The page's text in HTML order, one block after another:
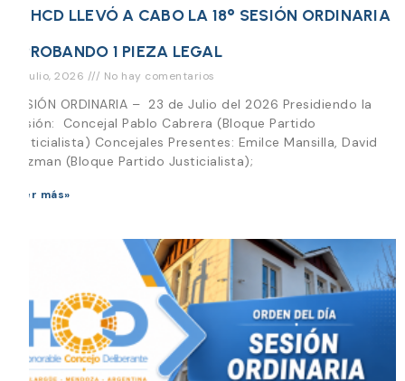
EL HCD LLEVÓ A CABO LA 18° SESIÓN ORDINARIA
APROBANDO 1 PIEZA LEGAL
23 julio, 2026 No hay comentarios
SESIÓN ORDINARIA – 23 de Julio del 2026 Presidiendo la
Sesión: Concejal Pablo Cabrera (Bloque Partido
Justicialista) Concejales Presentes: Emilce Mansilla, David
Guzman (Bloque Partido Justicialista);
Leer más»